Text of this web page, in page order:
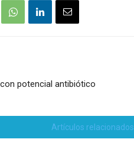
potencial antibiótico
Artículos relacionados